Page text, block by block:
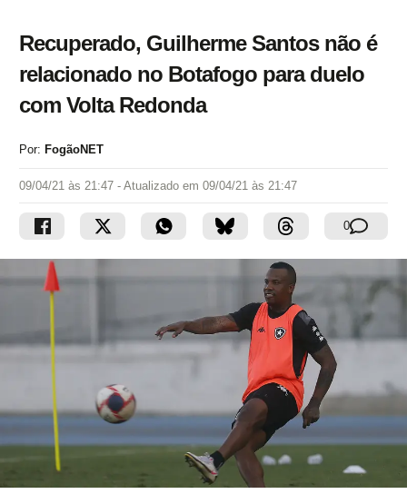
Recuperado, Guilherme Santos não é
relacionado no Botafogo para duelo
com Volta Redonda
Por: FogãoNET
09/04/21 às 21:47 - Atualizado em 09/04/21 às 21:47
0